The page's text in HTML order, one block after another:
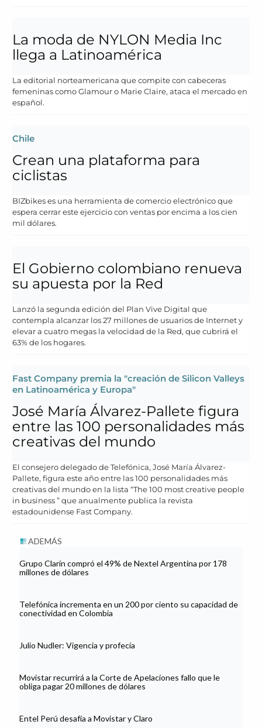
La moda de NYLON Media Inc
llega a Latinoamérica
La editorial norteamericana que compite con cabeceras
femeninas como Glamour o Marie Claire, ataca el mercado en
español.
Chile
Crean una plataforma para
ciclistas
BIZbikes es una herramienta de comercio electrónico que
espera cerrar este ejercicio con ventas por encima a los cien
mil dólares.
El Gobierno colombiano renueva
su apuesta por la Red
Lanzó la segunda edición del Plan Vive Digital que
contempla alcanzar los 27 millones de usuarios de Internet y
elevar a cuatro megas la velocidad de la Red, que cubrirá el
63% de los hogares.
Fast Company premia la "creación de Silicon Valleys
en Latinoamérica y Europa"
José María Álvarez-Pallete figura
entre las 100 personalidades más
creativas del mundo
El consejero delegado de Telefónica, José María Álvarez-
Pallete, figura este año entre las 100 personalidades más
creativas del mundo en la lista “The 100 most creative people
in business ” que anualmente publica la revista
estadounidense Fast Company.
ADEMÁS
Grupo Clarín compró el 49% de Nextel Argentina por 178
millones de dólares
Telefónica incrementa en un 200 por ciento su capacidad de
conectividad en Colombia
Julio Nudler: Vigencia y profecía
Movistar recurrirá a la Corte de Apelaciones fallo que le
obliga pagar 20 millones de dólares
Entel Perú desafía a Movistar y Claro